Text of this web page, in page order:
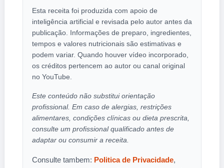
Esta receita foi produzida com apoio de
inteligência artificial e revisada pelo autor antes da
publicação. Informações de preparo, ingredientes,
tempos e valores nutricionais são estimativas e
podem variar. Quando houver vídeo incorporado,
os créditos pertencem ao autor ou canal original
no YouTube.
Este conteúdo não substitui orientação
profissional. Em caso de alergias, restrições
alimentares, condições clínicas ou dieta prescrita,
consulte um profissional qualificado antes de
adaptar ou consumir a receita.
Consulte tambem: Politica de Privacidade,